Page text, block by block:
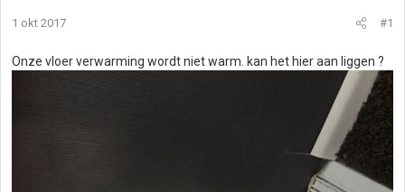
1 okt 2017 #1
Onze vloer verwarming wordt niet warm. kan het hier aan liggen ?